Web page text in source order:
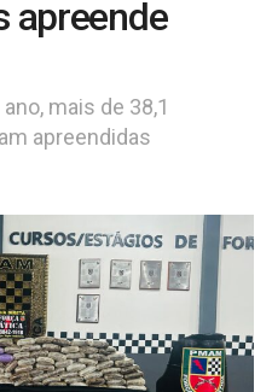
apreende
mais de 38,1
apreendidas